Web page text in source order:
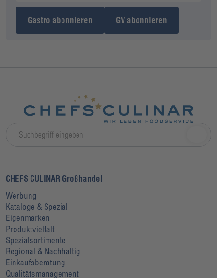
Gastro abonnieren GV abonnieren
CHEFS CULINAR Großhandel
Werbung
Kataloge & Spezial
Eigenmarken
Produktvielfalt
Spezialsortimente
Regional & Nachhaltig
Einkaufsberatung
Qualitätsmanagement